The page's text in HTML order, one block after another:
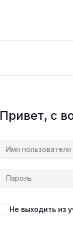
Привет, с
Не выходить из